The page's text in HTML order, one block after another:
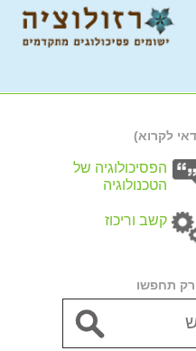
לקרוא)
הפסיכולוגיה של
הטכנולוגיה
קשב וריכוז
רק תחפשו